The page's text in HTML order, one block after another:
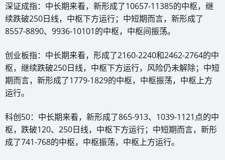
深证成指：中长期来看，新形成了10657-11385的中枢，继
续跌破250日线，中枢下方运行；中短期而言，新形成了
8557-8890、9936-10101的中枢，中枢间振荡。
创业板指：中长期来看，形成了2160-2240和2462-2764的中
枢，继续跌破250日线，中枢下方运行，风险仍未解除；中短
期而言，新形成了1779-1829的中枢，中枢振荡，中枢上方
运行。
科创50：中长期来看，新形成了865-913、1039-1121点的中
枢，跌破120、250日线，中枢下方运行；中短期而言，新形
成了741-768的中枢，中枢振荡，中枢上方运行。